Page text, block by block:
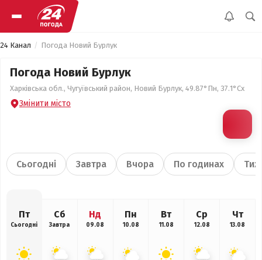
24 Канал Погода Новий Бурлук
Погода Новий Бурлук
Харківська обл., Чугуївський район, Новий Бурлук, 49.87°Пн, 37.1°Сх
Змінити місто
Сьогодні Завтра Вчора По годинах
Пт
Сьогодні
Сб
Завтра
Нд
09.08
Пн
10.08
Вт
11.08
Ср
12.08
Чт
13.08